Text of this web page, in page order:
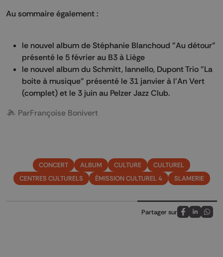
Au sommaire également :
le nouvel album de Stéphanie Blanchoud "Au détour"
présenté le 5 février au B3 à Liège
le nouvel album du Schmitt, Iannello, Dupont Trio "La
boite à musique" présenté le 31 janvier à l'An Vert
(complet) et le 3 juin au Pelzer Jazz Club.
ParFrançoise Bonivert
CONCERT ALBUM CULTURE
CULTUREL
CENTRES CULTURELS
ÉMISSION CULTUREL 4 SLAMERIE
Partager sur
Partagez sur
Partagez